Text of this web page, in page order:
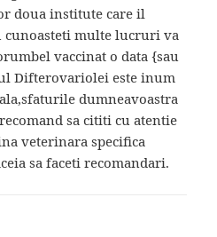
doua institute care il
cunoasteti multe lucruri va
vaccinat o data {sau
Difterovariolei este inum
dumneavoastra
sa cititi cu atentie
veterinara specifica
sa faceti recomandari.